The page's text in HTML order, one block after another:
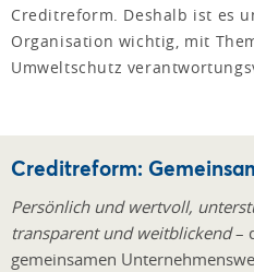
Creditreform. Deshalb ist es
Organisation wichtig, mit
Umweltschutz
Creditreform:
Persönlich und wertvoll,
transparent und weitblickend–
gemeinsamen